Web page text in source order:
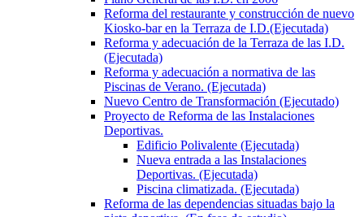
Reforma del restaurante y construcción de nuevo
Kiosko-bar en la Terraza de I.D.(Ejecutada)
Reforma y adecuación de la Terraza de las I.D.
(Ejecutada)
Reforma y adecuación a normativa de las
Piscinas de Verano. (Ejecutada)
Nuevo Centro de Transformación (Ejecutado)
Proyecto de Reforma de las Instalaciones
Deportivas.
Edificio Polivalente (Ejecutada)
Nueva entrada a las Instalaciones
Deportivas. (Ejecutada)
Piscina climatizada. (Ejecutada)
Reforma de las dependencias situadas bajo la